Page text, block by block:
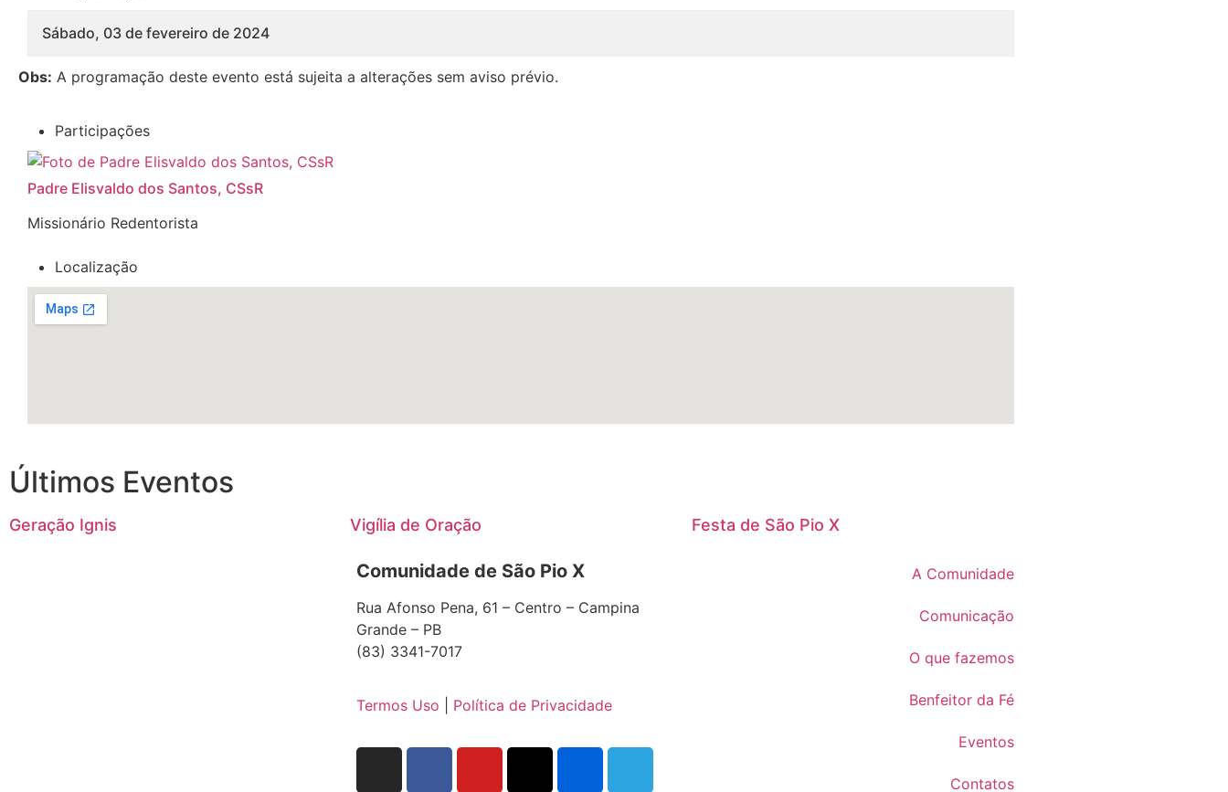
Sábado, 03 de fevereiro de 2024
Obs: A programação deste evento está sujeita a alterações sem aviso prévio.
Participações
Padre Elisvaldo dos Santos, CSsR
Missionário Redentorista
Localização
Últimos Eventos
Geração Ignis Vigília de Oração Festa de São Pio X
Comunidade de São Pio X
Rua Afonso Pena, 61 – Centro – Campina
Grande – PB
(83) 3341-7017
Termos Uso Política de Privacidade
A Comunidade
Comunicação
O que fazemos
Benfeitor da Fé
Eventos
Contatos